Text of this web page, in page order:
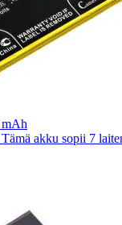
mAh
akku sopii 7